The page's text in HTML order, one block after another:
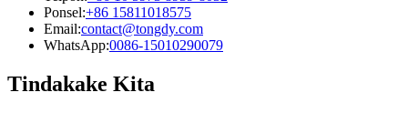
Ponsel:+86 15811018575
Email:contact@tongdy.com
WhatsApp:0086-15010290079
Tindakake Kita